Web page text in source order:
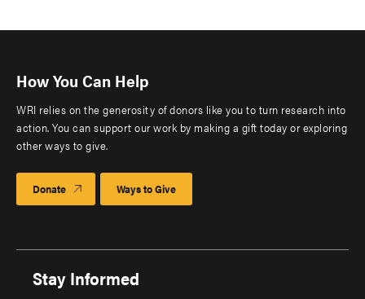
How You Can Help
WRI relies on the generosity of donors like you to turn research into
action. You can support our work by making a gift today or exploring
other ways to give.
Donate Ways to Give
Stay Informed